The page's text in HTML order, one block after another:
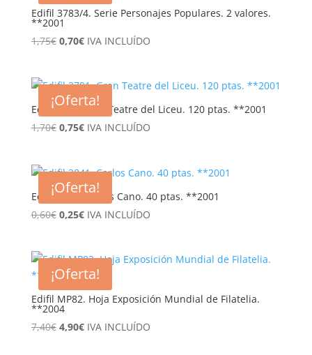
Edifil 3783/4. Serie Personajes Populares. 2 valores.
**2001
1,75€ El
era:
1,75€.
0,70€El
es:
0,70€.
IVA INCLUÍDO
¡Oferta!
Edifil 3791 Gran Teatre del Liceu. 120 ptas. **2001
1,70€ El
era:
1,70€.
0,75€El
es:
0,75€.
IVA INCLUÍDO
¡Oferta!
Edifil 3841. Carlos Cano. 40 ptas. **2001
0,60€ El
era:
0,60€.
0,25€El
es:
0,25€.
IVA INCLUÍDO
¡Oferta!
Edifil MP82. Hoja Exposición Mundial de Filatelia.
**2004
7,40€ El
4,90€ElIVA INCLUÍDO